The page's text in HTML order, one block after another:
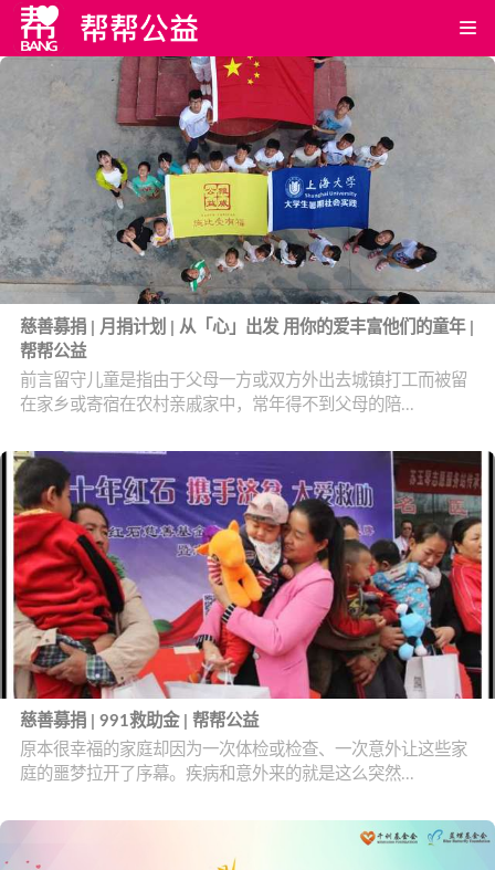
慈善募捐 | 月捐计划 | 从「心」出发 用你的爱丰富他们的童年 |
帮帮公益
前言留守儿童是指由于父母一方或双方外出去城镇打工而被留
在家乡或寄宿在农村亲戚家中，常年得不到父母的陪...
慈善募捐 | 991救助金 | 帮帮公益
原本很幸福的家庭却因为一次体检或检查、一次意外让这些家
庭的噩梦拉开了序幕。疾病和意外来的就是这么突然...